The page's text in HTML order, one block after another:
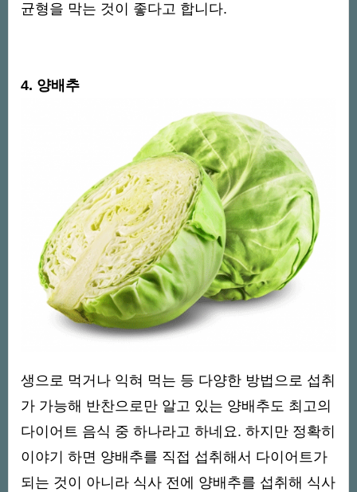
균형을 막는 것이 좋다고 합니다.
4. 양배추
생으로 먹거나 익혀 먹는 등 다양한 방법으로 섭취
가 가능해 반찬으로만 알고 있는 양배추도 최고의
다이어트 음식 중 하나라고 하네요. 하지만 정확히
이야기 하면 양배추를 직접 섭취해서 다이어트가
되는 것이 아니라 식사 전에 양배추를 섭취해 식사